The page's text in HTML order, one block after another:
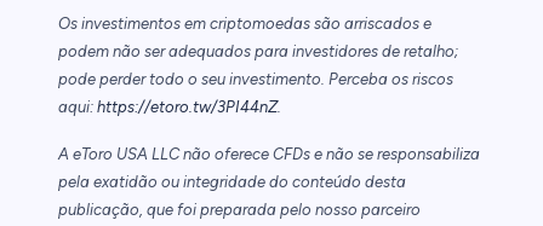
Os investimentos em criptomoedas são arriscados e
podem não ser adequados para investidores de retalho;
pode perder todo o seu investimento. Perceba os riscos
aqui: https://etoro.tw/3PI44nZ.
A eToro USA LLC não oferece CFDs e não se responsabiliza
pela exatidão ou integridade do conteúdo desta
publicação, que foi preparada pelo nosso parceiro